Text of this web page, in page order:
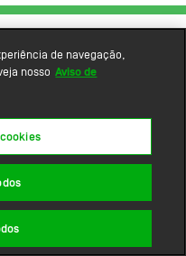
de navegação,
nosso Aviso de